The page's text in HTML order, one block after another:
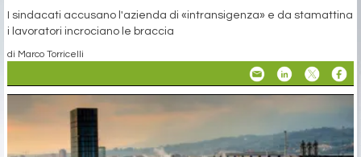
I sindacati accusano l'azienda di «intransigenza» e da stamattina
i lavoratori incrociano le braccia
di Marco Torricelli